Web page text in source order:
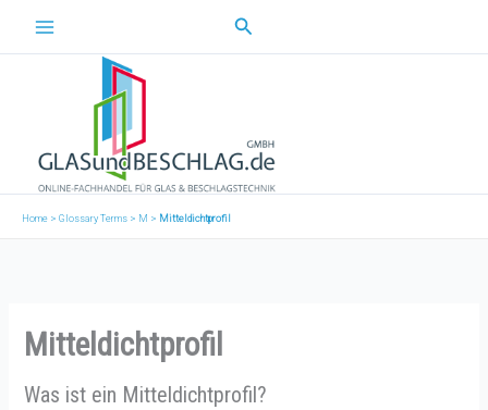
Inhalt
springen
Suchen
Home > Glossary Terms > M > Mitteldichtprofil
Mitteldichtprofil
Was ist ein Mitteldichtprofil?